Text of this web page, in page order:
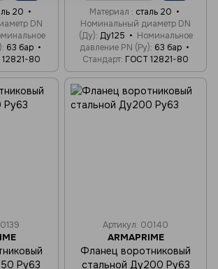
20
DN
63 бар
80
Материал
сталь 20
Номинальный диаметр DN
(Ду) Ду125
Номинальное
давление PN (Ру) 63 бар
Стандарт ГОСТ 12821-80
Ру63
Артикул: 00140
ARMAPRIME
Фланец воротниковый
стальной Ду200 Ру63